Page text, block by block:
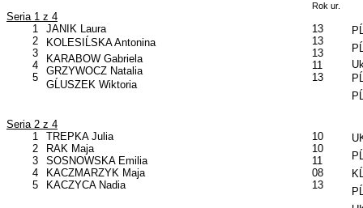
Rok ur.
Seria 1 z 4
1
2
3
4
5
JANIK Laura
KOLESIĹSKA Antonina
KARABOW Gabriela
GRZYWOCZ Natalia
GĹUSZEK Wiktoria
13
13
13
11
13
Seria 2 z 4
1
2
3
4
5
TREPKA Julia
RAK Maja
SOSNOWSKA Emilia
KACZMARZYK Maja
KACZYCA Nadia
10
10
11
08
13